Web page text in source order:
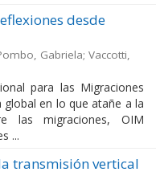
desde
Gabriela; Vaccotti,
para las Migraciones
en lo que atañe a la
las migraciones, OIM
...
transmisión vertical